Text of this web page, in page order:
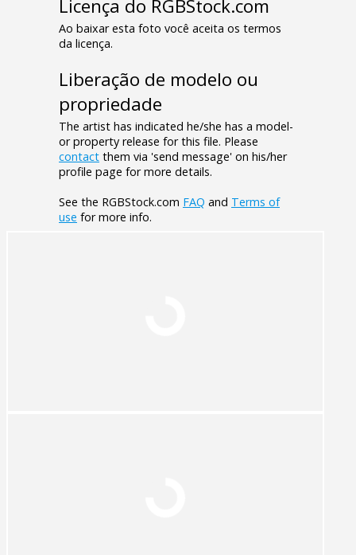
Licença do RGBStock.com
Ao baixar esta foto você aceita os termos
da licença.
Liberação de modelo ou
propriedade
The artist has indicated he/she has a model-
or property release for this file. Please
contact them via 'send message' on his/her
profile page for more details.
See the RGBStock.com FAQ and Terms of
use for more info.